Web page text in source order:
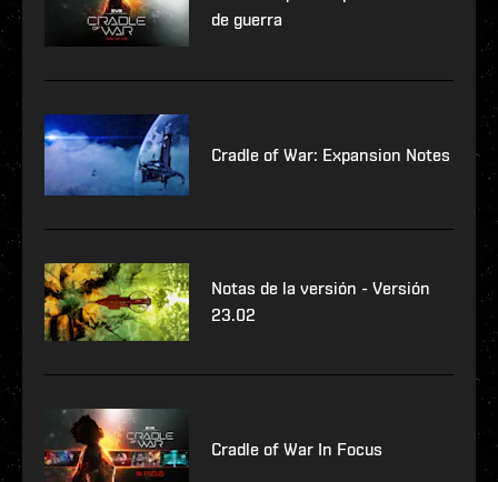
de guerra
Cradle of War: Expansion Notes
Notas de la versión - Versión
23.02
Cradle of War In Focus